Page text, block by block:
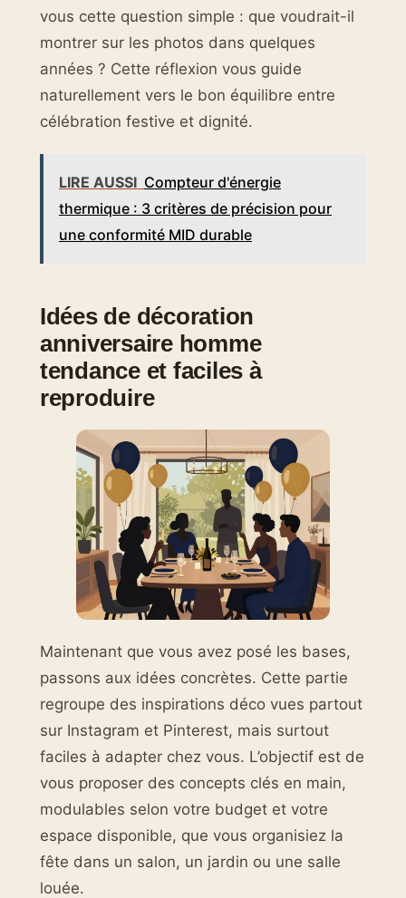
vous cette question simple : que voudrait-il
montrer sur les photos dans quelques
années ? Cette réflexion vous guide
naturellement vers le bon équilibre entre
célébration festive et dignité.
LIRE AUSSI Compteur d'énergie
thermique : 3 critères de précision pour
une conformité MID durable
Idées de décoration
anniversaire homme
tendance et faciles à
reproduire
Maintenant que vous avez posé les bases,
passons aux idées concrètes. Cette partie
regroupe des inspirations déco vues partout
sur Instagram et Pinterest, mais surtout
faciles à adapter chez vous. L’objectif est de
vous proposer des concepts clés en main,
modulables selon votre budget et votre
espace disponible, que vous organisiez la
fête dans un salon, un jardin ou une salle
louée.